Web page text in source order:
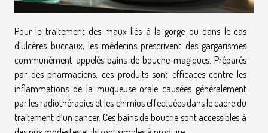
Pour le traitement des maux liés à la gorge ou dans le cas
d’ulcères buccaux, les médecins prescrivent des gargarismes
communément appelés bains de bouche magiques. Préparés
par des pharmaciens, ces produits sont efficaces contre les
inflammations de la muqueuse orale causées généralement
par les radiothérapies et les chimios effectuées dans le cadre du
traitement d’un cancer. Ces bains de bouche sont accessibles à